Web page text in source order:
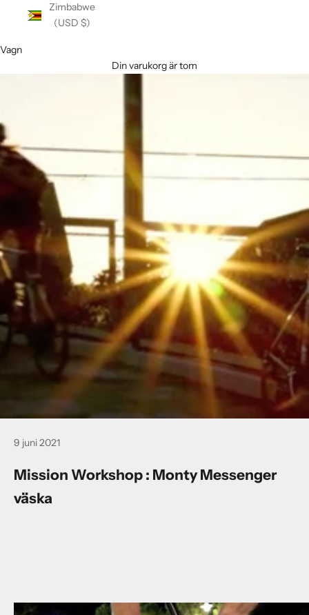
Zimbabwe
(USD $)
Vagn
Din varukorg är tom
9 juni 2021
Mission Workshop : Monty Messenger
väska